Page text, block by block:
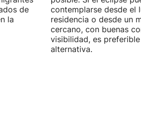
de
la
contemplarse desde el
residencia o desde un
cercano, con buenas
visibilidad, es
alternativa.